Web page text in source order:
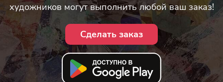
художников могут выполнить любой ваш заказ!
Сделать заказ